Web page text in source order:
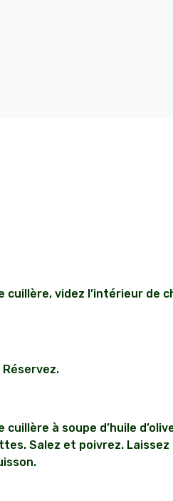
cuillère, videz l’intérieur de
à soupe d’huile
Salez et poivrez.